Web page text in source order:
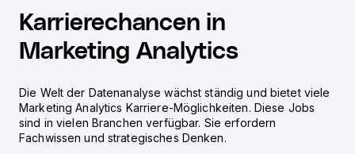
Karrierechancen in
Marketing Analytics
Die Welt der Datenanalyse wächst ständig und bietet viele
Marketing Analytics Karriere-Möglichkeiten. Diese Jobs
sind in vielen Branchen verfügbar. Sie erfordern
Fachwissen und strategisches Denken.